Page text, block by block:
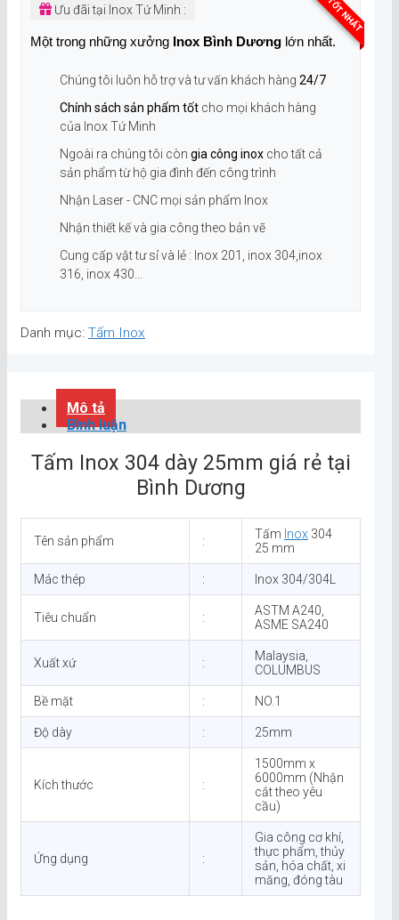
Ưu đãi tại Inox Tứ Minh :
Một trong những xưởng Inox Bình Dương lớn nhất.
Chúng tôi luôn hỗ trợ và tư vấn khách hàng 24/7
Chính sách sản phẩm tốt cho mọi khách hàng
của Inox Tứ Minh
Ngoài ra chúng tôi còn gia công inox cho tất cả
sản phẩm từ hộ gia đình đến công trình
Nhận Laser - CNC mọi sản phẩm Inox
Nhận thiết kế và gia công theo bản vẽ
Cung cấp vật tư sỉ và lẻ : Inox 201, inox 304,inox
316, inox 430...
Danh mục: Tấm Inox
Mô tả
Bình luận
Tấm Inox 304 dày 25mm giá rẻ tại
Bình Dương
Tên sản phẩm : Tấm Inox 304
25 mm
Mác thép : Inox 304/304L
Tiêu chuẩn :
ASTM A240,
ASME SA240
Xuất xứ :
Malaysia,
COLUMBUS
Bề mặt : NO.1
Độ dày : 25mm
Kích thước :
1500mm x
6000mm (Nhận
cắt theo yêu
cầu)
Ứng dụng :
Gia công cơ khí,
thực phẩm, thủy
sản, hóa chất, xi
măng, đóng tàu